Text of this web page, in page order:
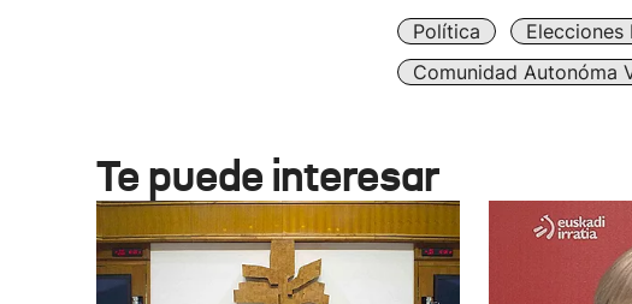
Política Elecciones
Comunidad Autonóma
Te puede interesar